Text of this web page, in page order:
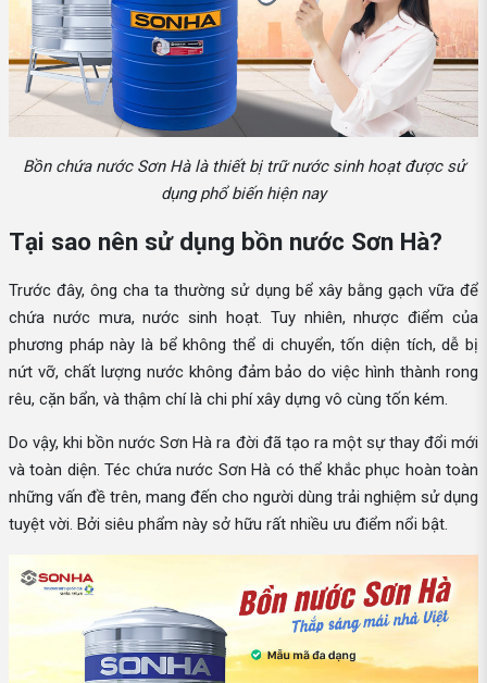
Bồn chứa nước Sơn Hà là thiết bị trữ nước sinh hoạt được sử
dụng phổ biến hiện nay
Tại sao nên sử dụng bồn nước Sơn Hà?
Trước đây, ông cha ta thường sử dụng bể xây bằng gạch vữa để
chứa nước mưa, nước sinh hoạt. Tuy nhiên, nhược điểm của
phương pháp này là bể không thể di chuyển, tốn diện tích, dễ bị
nứt vỡ, chất lượng nước không đảm bảo do việc hình thành rong
rêu, cặn bẩn, và thậm chí là chi phí xây dựng vô cùng tốn kém.
Do vậy, khi bồn nước Sơn Hà ra đời đã tạo ra một sự thay đổi mới
và toàn diện. Téc chứa nước Sơn Hà có thể khắc phục hoàn toàn
những vấn đề trên, mang đến cho người dùng trải nghiệm sử dụng
tuyệt vời. Bởi siêu phẩm này sở hữu rất nhiều ưu điểm nổi bật.